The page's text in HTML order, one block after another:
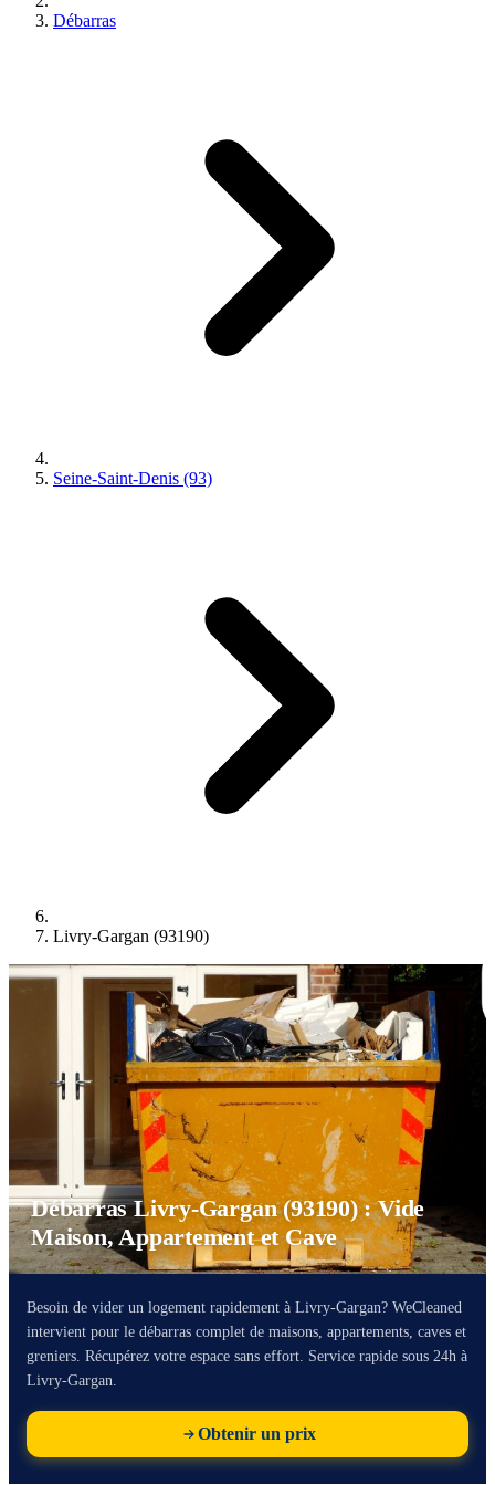
Débarras
Seine-Saint-Denis (93)
Livry-Gargan (93190)
Débarras Livry-Gargan (93190) : Vide
Maison, Appartement et Cave
Besoin de vider un logement rapidement à Livry-Gargan? WeCleaned
intervient pour le débarras complet de maisons, appartements, caves et
greniers. Récupérez votre espace sans effort. Service rapide sous 24h à
Livry-Gargan.
Obtenir un prix